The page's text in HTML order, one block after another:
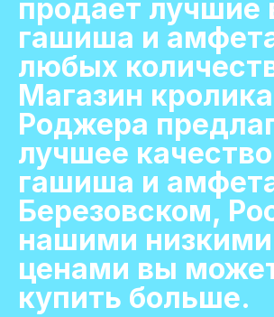
продает лучшие
гашиша и
любых
Магазин кролика
Роджера
лучшее качество
гашиша и
Березовском,
нашими низкими
ценами вы
купить больше.